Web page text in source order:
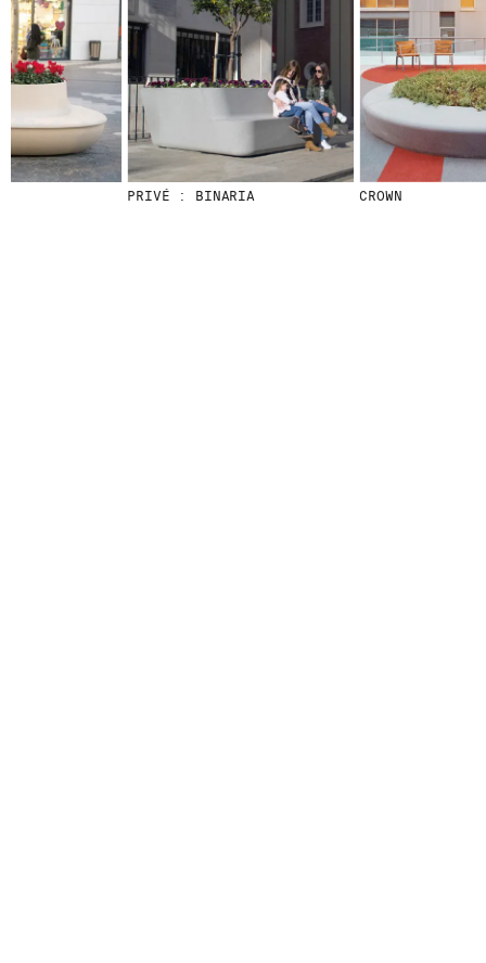
PRIVÉ : BINARIA CROWN
© 2026 ESCOFET 1886 S.A.